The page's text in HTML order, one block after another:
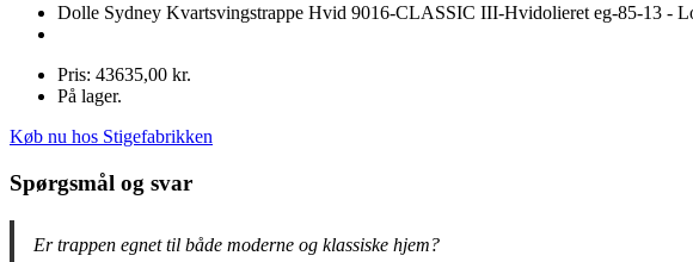
Dolle Sydney Kvartsvingstrappe Hvid 9016-CLASSIC III-Hvidolieret eg-85-13 -
Pris: 43635,00 kr.
På lager.
Køb nu hos Stigefabrikken
Spørgsmål og svar
Er trappen egnet til både moderne og klassiske hjem?